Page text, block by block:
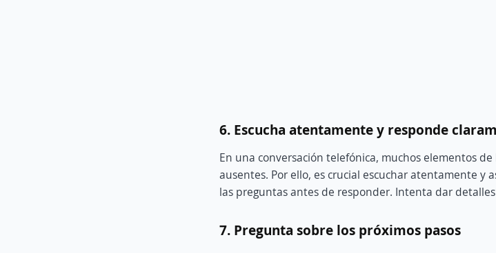
6. Escucha atentamente y responde
En una conversación telefónica, muchos elementos
ausentes. Por ello, es crucial escuchar atentamente
las preguntas antes de responder. Intenta dar
7. Pregunta sobre los próximos pasos